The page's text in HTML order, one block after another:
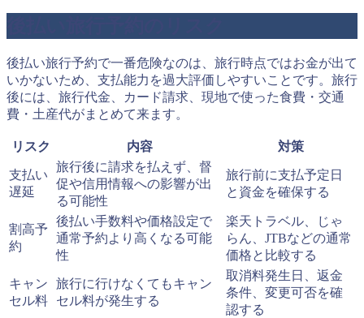
後払い旅行予約で一番危険なのは、旅行時点ではお金が出て
いかないため、支払能力を過大評価しやすいことです。旅行
後には、旅行代金、カード請求、現地で使った食費・交通
費・土産代がまとめて来ます。
リスク 内容 対策
支払い
遅延
旅行後に請求を払えず、督
促や信用情報への影響が出
る可能性
旅行前に支払予定日
と資金を確保する
割高予
約
後払い手数料や価格設定で
通常予約より高くなる可能
性
楽天トラベル、じゃ
らん、JTBなどの通常
価格と比較する
キャン
セル料
旅行に行けなくてもキャン
セル料が発生する
取消料発生日、返金
条件、変更可否を確
認する